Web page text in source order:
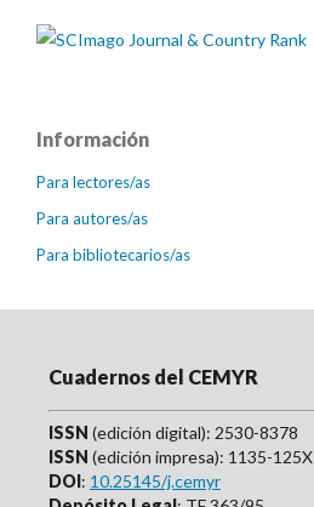
Información
Para lectores/as
Para autores/as
Para bibliotecarios/as
Cuadernos del CEMYR
ISSN (edición digital): 2530-8378
ISSN (edición impresa): 1135-125X
DOI: 10.25145/j.cemyr